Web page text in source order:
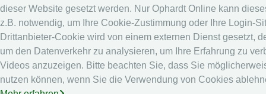
dieser Website gesetzt werden. Nur Ophardt Online kann
z.B. notwendig, um Ihre Cookie-Zustimmung oder Ihre Login-
Drittanbieter-Cookie wird von einem externen Dienst gesetzt,
um den Datenverkehr zu analysieren, um Ihre Erfahrung zu
Videos anzuzeigen. Bitte beachten Sie, dass Sie
nutzen können, wenn Sie die Verwendung von Cookies